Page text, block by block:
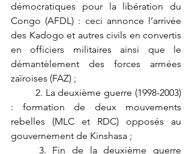
démocratiques pour la libération du
Congo (AFDL) : ceci annonce l’arrivée
des Kadogo et autres civils en convertis
en officiers militaires ainsi que le
démantèlement des forces armées
zaïroises (FAZ) ;
: formation de deux mouvements
rebelles (MLC et RDC) opposés au
gouvernement de Kinshasa ;